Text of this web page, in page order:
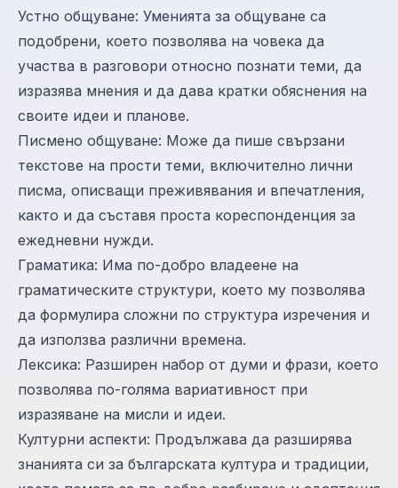
Устно общуване: Уменията за общуване са
подобрени, което позволява на човека да
участва в разговори относно познати теми, да
изразява мнения и да дава кратки обяснения на
своите идеи и планове.
Писмено общуване: Може да пише свързани
текстове на прости теми, включително лични
писма, описващи преживявания и впечатления,
както и да съставя проста кореспонденция за
ежедневни нужди.
Граматика: Има по-добро владеене на
граматическите структури, което му позволява
да формулира сложни по структура изречения и
да използва различни времена.
Лексика: Разширен набор от думи и фрази, което
позволява по-голяма вариативност при
изразяване на мисли и идеи.
Културни аспекти: Продължава да разширява
знанията си за българската култура и традиции,